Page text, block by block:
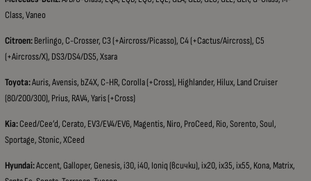
Class, Vaneo
Citroen:Berlingo, C-Crosser, C3 (+Aircross/Picasso), C4 (+Cactus/Aircross), C5
(+Aircross/X), DS3/DS4/DS5, Xsara
Toyota:Auris, Avensis, bZ4X, C-HR, Corolla (+Cross), Highlander, Hilux, Land Cruiser
(80/200/300), Prius, RAV4, Yaris (+Cross)
Kia:Ceed/Cee’d, Cerato, EV3/EV4/EV6, Magentis, Niro, ProCeed, Rio, Sorento, Soul,
Sportage, Stonic, XCeed
Hyundai:Accent, Galloper, Genesis, i30, i40, Ioniq (всички), ix20, ix35, ix55, Kona, Matrix,